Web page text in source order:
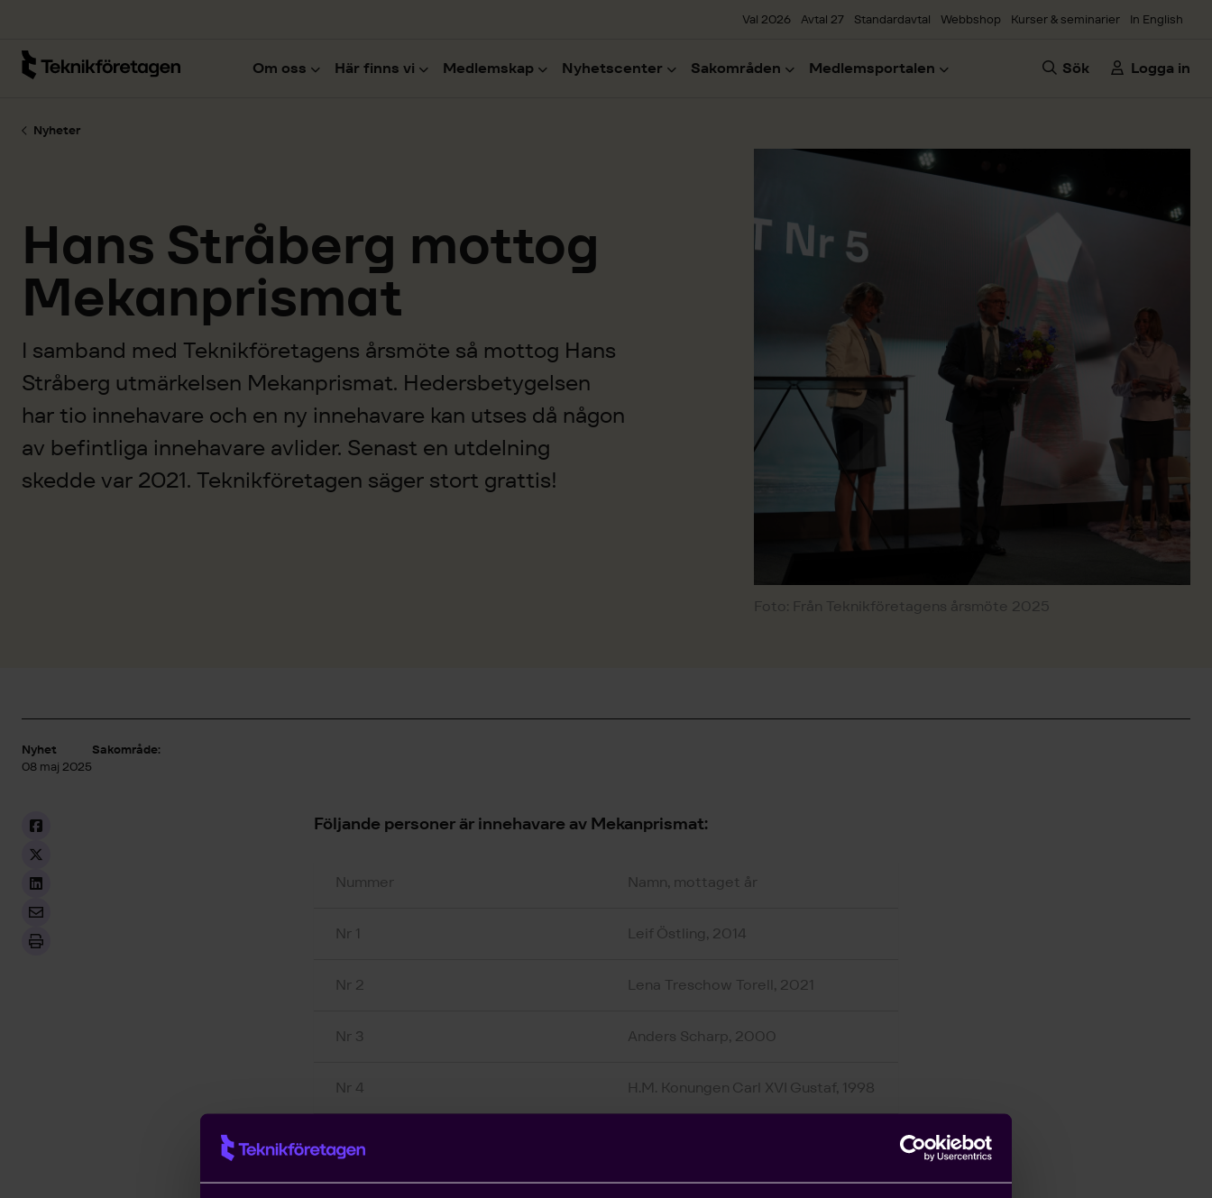
Val 2026 Avtal 27 Standardavtal Webbshop Kurser & seminarier In English
Om oss Här finns vi Medlemskap Nyhetscenter Sakområden Medlemsportalen Sök Logga in
Nyheter
Hans Stråberg mottog
Mekanprismat
I samband med Teknikföretagens årsmöte så mottog Hans
Stråberg utmärkelsen Mekanprismat. Hedersbetygelsen
har tio innehavare och en ny innehavare kan utses då någon
av befintliga innehavare avlider. Senast en utdelning
skedde var 2021. Teknikföretagen säger stort grattis!
Foto: Från Teknikföretagens årsmöte 2025
Nyhet
08 maj 2025
Sakområde:
Följande personer är innehavare av Mekanprismat:
Nummer Namn, mottaget år
Nr 1 Leif Östling, 2014
Nr 2 Lena Treschow Torell, 2021
Nr 3 Anders Scharp, 2000
Nr 4 H.M. Konungen Carl XVI Gustaf, 1998